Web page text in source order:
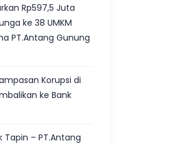
Rp597,5 Juta
ke 38 UMKM
PT.Antang Gunung
Korupsi di
ke Bank
Tapin – PT.Antang